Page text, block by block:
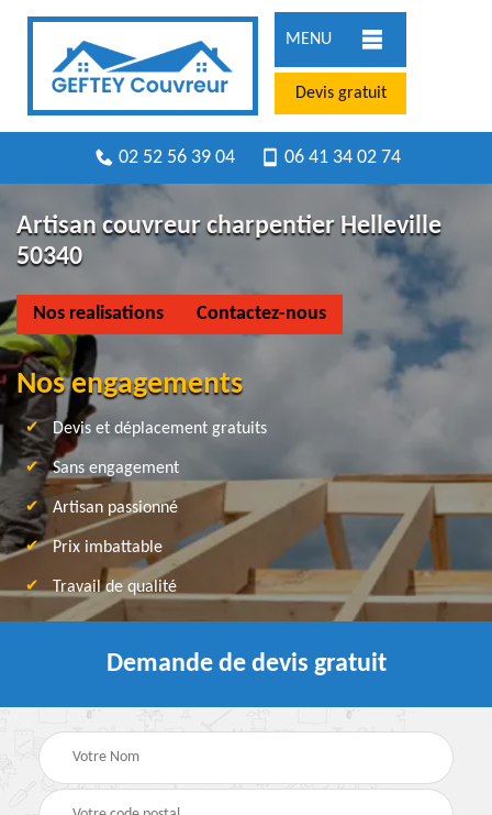
MENU
Devis gratuit
02 52 56 39 04 06 41 34 02 74
Artisan couvreur charpentier Helleville
50340
Nos realisations Contactez-nous
Nos engagements
Devis et déplacement gratuits
Sans engagement
Artisan passionné
Prix imbattable
Travail de qualité
Demande de devis gratuit